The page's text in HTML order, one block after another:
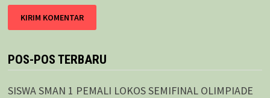
POS-POS TERBARU
SISWA SMAN 1 PEMALI LOKOS SEMIFINAL OLIMPIADE